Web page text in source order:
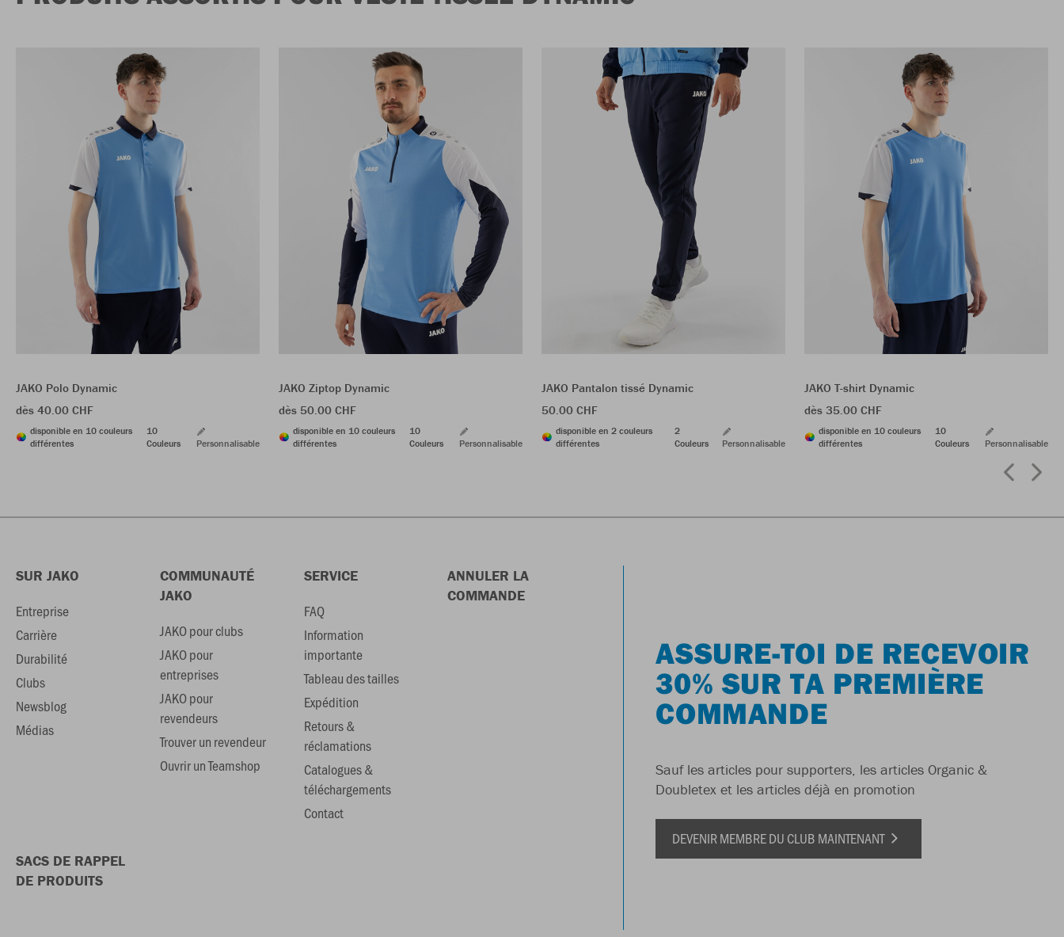
JAKO Polo Dynamic
dès 40.00 CHF
disponible en 10 couleurs
différentes
10
Couleurs
Personnalisable
JAKO Ziptop Dynamic
dès 50.00 CHF
disponible en 10 couleurs
différentes
10
Couleurs
Personnalisable
JAKO Pantalon tissé Dynamic
50.00 CHF
disponible en 2 couleurs
différentes
2
Couleurs
Personnalisable
JAKO T-shirt Dynamic
dès 35.00 CHF
disponible en 10 couleurs
différentes
10
Couleurs
Personnalisable
SUR JAKO
Entreprise
Carrière
Durabilité
Clubs
Newsblog
Médias
COMMUNAUTÉ
JAKO
JAKO pour clubs
JAKO pour
entreprises
JAKO pour
revendeurs
Trouver un revendeur
Ouvrir un Teamshop
SERVICE
FAQ
Information
importante
Tableau des tailles
Expédition
Retours &
réclamations
Catalogues &
téléchargements
Contact
ANNULER LA
COMMANDE
SACS DE RAPPEL
DE PRODUITS
ASSURE-TOI DE RECEVOIR
30% SUR TA PREMIÈRE
COMMANDE
Sauf les articles pour supporters, les articles Organic &
Doubletex et les articles déjà en promotion
DEVENIR MEMBRE DU CLUB MAINTENANT